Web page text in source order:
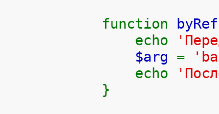
function
byRef
echo
$arg =
echo
}